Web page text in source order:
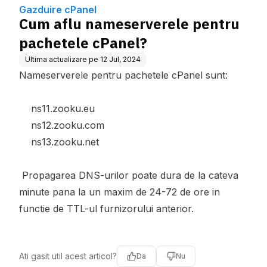
Gazduire cPanel
Cum aflu nameserverele pentru
pachetele cPanel?
Ultima actualizare pe 12 Jul, 2024
Nameserverele pentru pachetele cPanel sunt:
ns11.zooku.eu
ns12.zooku.com
ns13.zooku.net
Propagarea DNS-urilor poate dura de la cateva
minute pana la un maxim de 24-72 de ore in
functie de TTL-ul furnizorului anterior.
Ati gasit util acest articol? Da Nu